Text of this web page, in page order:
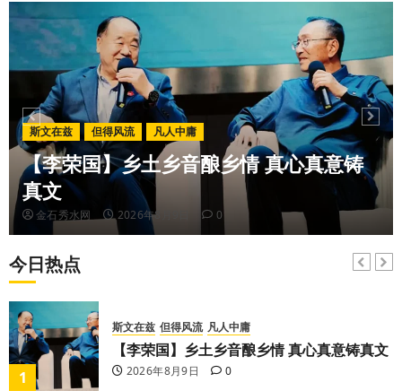
斯文在兹 但得风流 凡人中庸
【李荣国】乡土乡音酿乡情 真心真意铸
真文
金石秀水网 2026年8月9日 0
今日热点
【王军平】牛奶没丢，丢的是那句没有说完
的话
2026年8月7日
6
金石秀水 我写古诗
【王刚】赏王三县先生〈大漠胡杨〉画作
2026年8月7日 0
7
凡人中庸 但得风流
【李荣国】感恩戴德情义重 十年磨剑寸心知
1
斯文在兹 但得风流 凡人中庸
【李荣国】乡土乡音酿乡情 真心真意铸真文
2026年8月9日 0